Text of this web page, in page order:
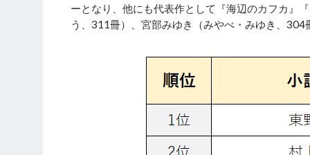
ーとなり、他にも代表作として『海辺のカフカ』
う、311冊）、宮部みゆき（みやべ・みゆき、